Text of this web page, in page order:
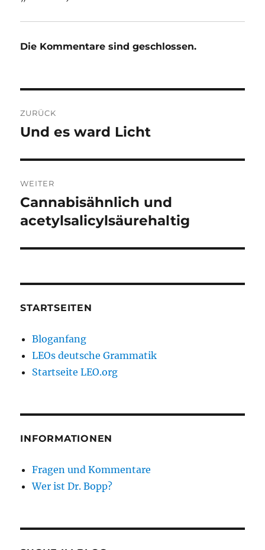
Die Kommentare sind geschlossen.
ZURÜCK
Vorheriger
Und es ward Licht
WEITER
Nächster
Beitrag:
Cannabisähnlich und
acetylsalicylsäurehaltig
STARTSEITEN
Bloganfang
LEOs deutsche Grammatik
Startseite LEO.org
INFORMATIONEN
Fragen und Kommentare
Wer ist Dr. Bopp?